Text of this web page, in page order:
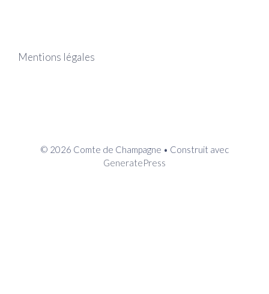
Mentions légales
© 2026 Comte de Champagne • Construit avec
GeneratePress